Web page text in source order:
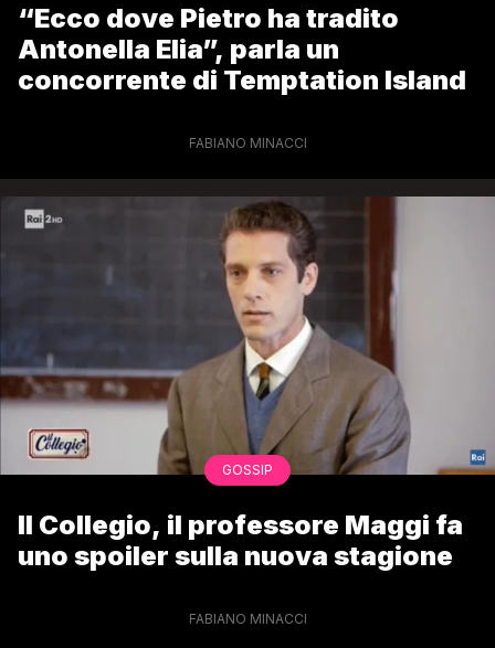
“Ecco dove Pietro ha tradito
Antonella Elia”, parla un
concorrente di Temptation Island
FABIANO MINACCI
GOSSIP
Il Collegio, il professore Maggi fa
uno spoiler sulla nuova stagione
FABIANO MINACCI